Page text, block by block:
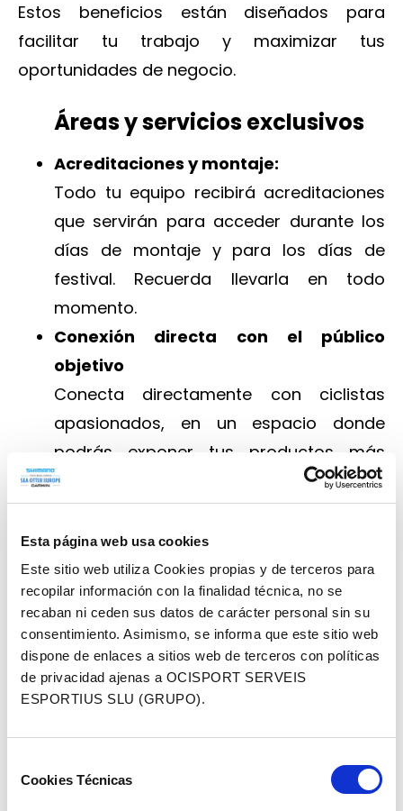
Esta página web usa cookies
Este sitio web utiliza Cookies propias y de terceros para
recopilar información con la finalidad técnica, no se
recaban ni ceden sus datos de carácter personal sin su
consentimiento. Asimismo, se informa que este sitio web
dispone de enlaces a sitios web de terceros con políticas
de privacidad ajenas a OCISPORT SERVEIS
ESPORTIUS SLU (GRUPO).
deCookies Técnicas
Estos beneficios están diseñados para
facilitar tu trabajo y maximizar tus
oportunidades de negocio.
Áreas y servicios exclusivos
Acreditaciones y montaje:
Todo tu equipo recibirá acreditaciones
que servirán para acceder durante los
días de montaje y para los días de
festival. Recuerda llevarla en todo
momento.
Conexión directa con el público
objetivo
Conecta directamente con ciclistas
apasionados, en un espacio donde
podrás exponer tus productos más
destacados.
Welcome Pack
Recibe un kit exclusivo de bienvenida
con accesorios útiles para tu
experiencia en el festival.
Ubicación expo